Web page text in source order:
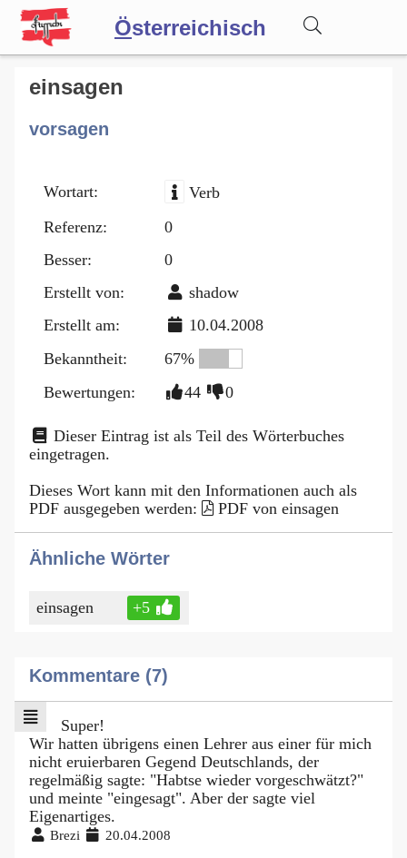
Österreichisch
Wörterbuch
Forum
Blog
einsagen
vorsagen
Wortart:
Verb
Referenz:
0
Besser:
0
Erstellt von:
shadow
Erstellt am:
10.04.2008
Bekanntheit:
67%
Bewertungen:
44 0
Dieser Eintrag ist als Teil des Wörterbuches
eingetragen.
Dieses Wort kann mit den Informationen auch als
PDF ausgegeben werden:
PDF von einsagen
Ähnliche Wörter
einsagen +5
Kommentare (7)
Super!
Wir hatten übrigens einen Lehrer aus einer für mich
nicht eruierbaren Gegend Deutschlands, der
regelmäßig sagte: "Habtse wieder vorgeschwätzt?"
und meinte "eingesagt". Aber der sagte viel
Eigenartiges.
Brezi 20.04.2008